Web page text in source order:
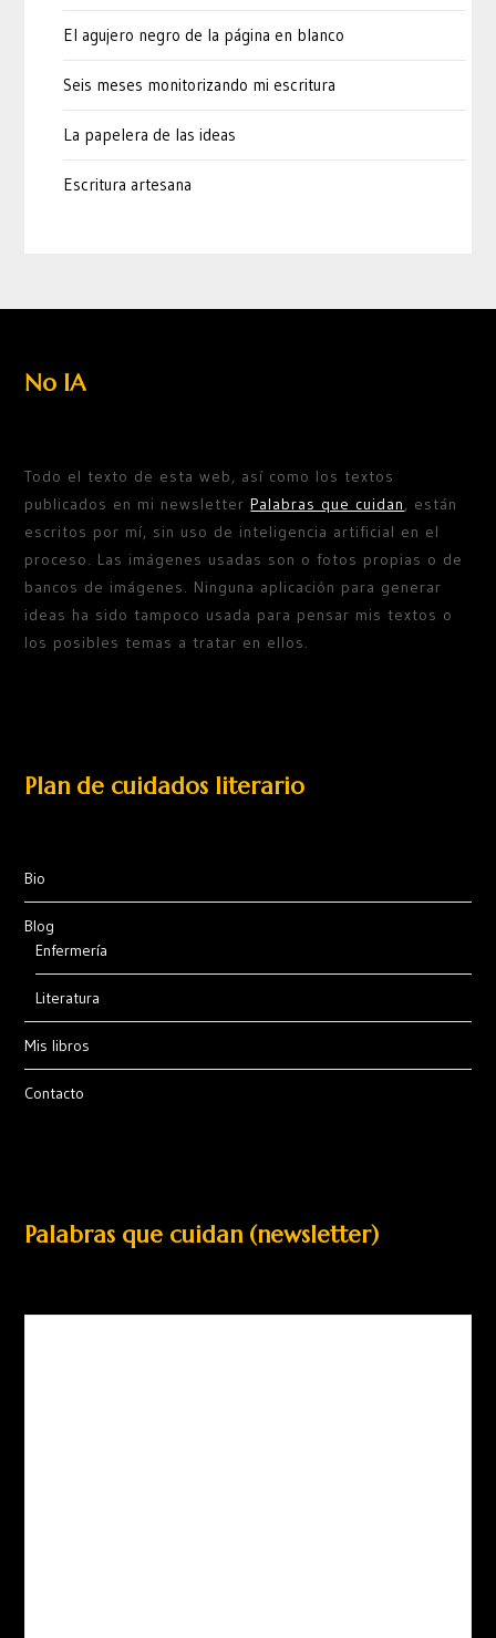
El agujero negro de la página en blanco
Seis meses monitorizando mi escritura
La papelera de las ideas
Escritura artesana
No IA
Todo el texto de esta web, así como los textos
publicados en mi newsletterPalabras que cuidan, están
escritos por mí, sin uso de inteligencia artificial en el
proceso. Las imágenes usadas son o fotos propias o de
bancos de imágenes. Ninguna aplicación para generar
ideas ha sido tampoco usada para pensar mis textos o
los posibles temas a tratar en ellos.
Plan de cuidados literario
Bio
Blog
Enfermería
Literatura
Mis libros
Contacto
Palabras que cuidan (newsletter)